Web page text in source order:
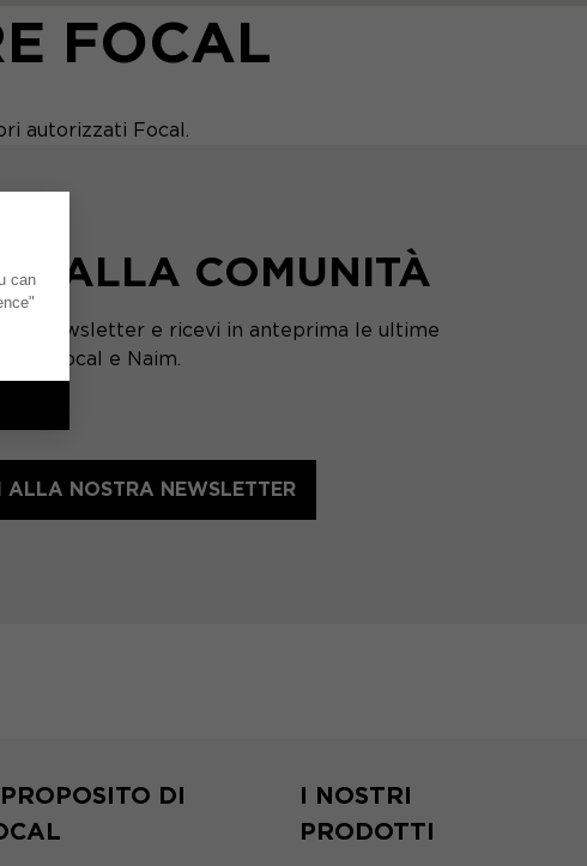
FOCAL
autorizzati Focal.
ALLA COMUNITÀ
newsletter e ricevi in anteprima le ultime
di Focal e Naim.
ALLA NOSTRA NEWSLETTER
DI
I NOSTRI
PRODOTTI